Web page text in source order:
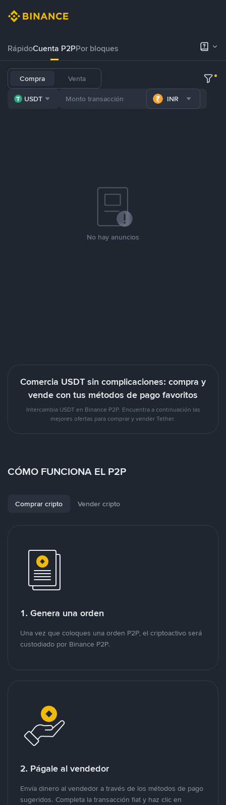
RápidoCuenta P2PPor bloques
Compra Venta
USDT INR
No hay anuncios
Comercia USDT sin complicaciones: compra y
vende con tus métodos de pago favoritos
Intercambia USDT en Binance P2P. Encuentra a continuación las
mejores ofertas para comprar y vender Tether.
CÓMO FUNCIONA EL P2P
Comprar cripto Vender cripto
1. Genera una orden
Una vez que coloques una orden P2P, el criptoactivo será
custodiado por Binance P2P.
2. Págale al vendedor
Envía dinero al vendedor a través de los métodos de pago
sugeridos. Completa la transacción fiat y haz clic en